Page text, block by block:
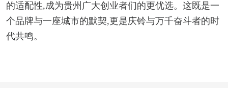
的适配性,成为贵州广大创业者们的更优选。这既是一
个品牌与一座城市的默契,更是庆铃与万千奋斗者的时
代共鸣。